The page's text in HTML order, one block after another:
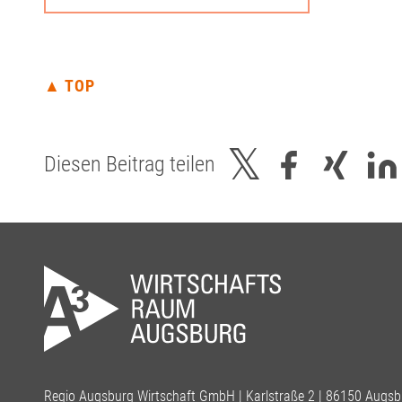
▲ TOP
Diesen Beitrag teilen
Regio Augsburg Wirtschaft GmbH | Karlstraße 2 | 86150